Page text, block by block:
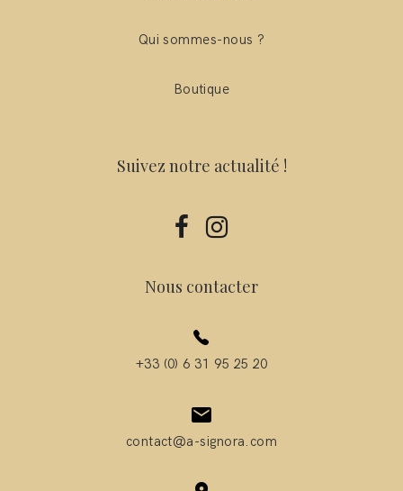
Qui sommes-nous ?
Boutique
Suivez notre actualité !
Nous contacter
+33 (0) 6 31 95 25 20
contact@a-signora.com